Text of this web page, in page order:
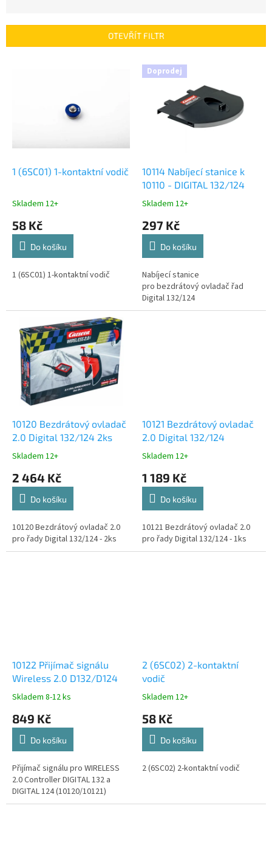
r
OTEVŘÍT FILTR
1 (6SC01) 1-kontaktní vodič
Skladem 12+
58 Kč
Do košíku
1 (6SC01) 1-kontaktní vodič
Doprodej
10114 Nabíjecí stanice k
10110 - DIGITAL 132/124
Skladem 12+
297 Kč
Do košíku
Nabíjecí stanice
pro bezdrátový ovladač řad
Digital 132/124
10120 Bezdrátový ovladač
2.0 Digital 132/124 2ks
Skladem 12+
2 464 Kč
Do košíku
10120 Bezdrátový ovladač 2.0
pro řady Digital 132/124 - 2ks
10121 Bezdrátový ovladač
2.0 Digital 132/124
Skladem 12+
1 189 Kč
Do košíku
10121 Bezdrátový ovladač 2.0
pro řady Digital 132/124 - 1ks
10122 Přijímač signálu
Wireless 2.0 D132/D124
Skladem 8-12 ks
849 Kč
Do košíku
Přijímač signálu pro WIRELESS
2.0 Controller DIGITAL 132 a
DIGITAL 124 (10120/10121)
2 (6SC02) 2-kontaktní
vodič
Skladem 12+
58 Kč
Do košíku
2 (6SC02) 2-kontaktní vodič